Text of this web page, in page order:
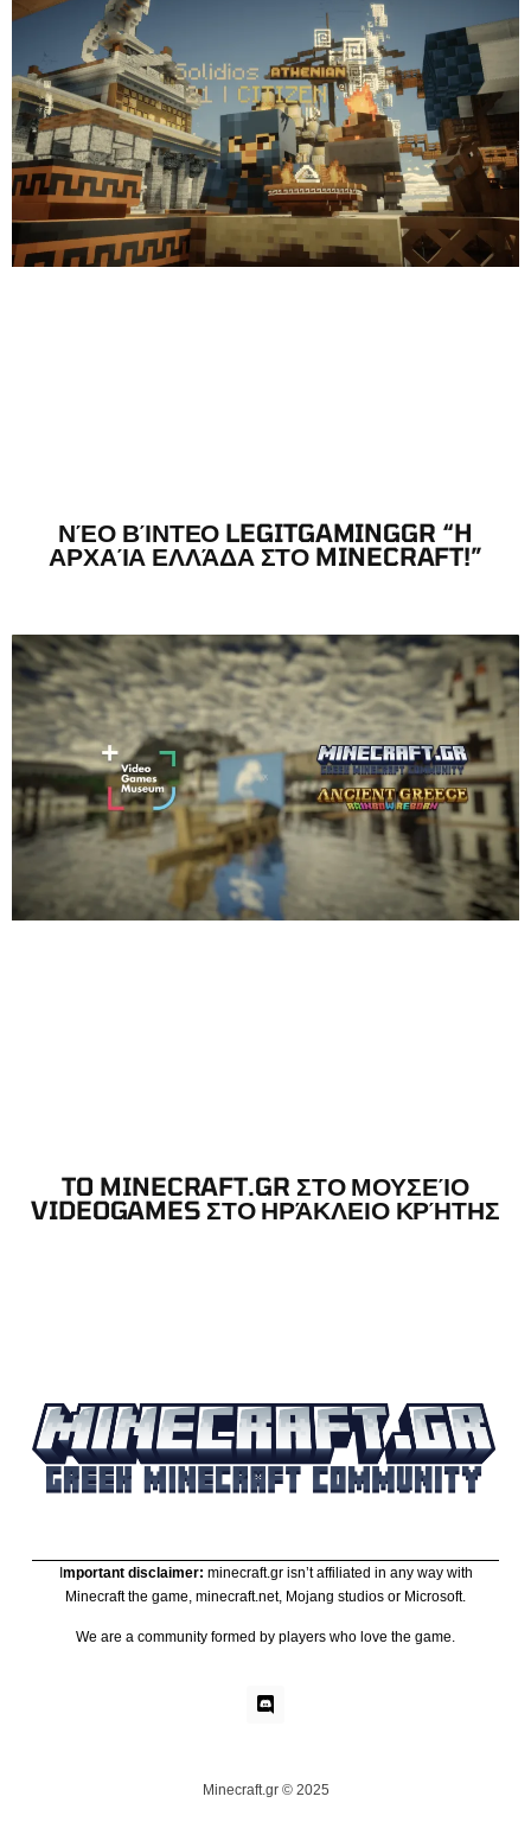
ΝΈΟ ΒΊΝΤΕΟ LEGITGAMINGGR “H
ΑΡΧΑΊΑ ΕΛΛΆΔΑ ΣΤΟ MINECRAFT!”
TO MINECRAFT.GR ΣΤΟ ΜΟΥΣΕΊΟ
VIDEOGAMES ΣΤΟ ΗΡΆΚΛΕΙΟ ΚΡΉΤΗΣ
mportant disclaimer: minecraft.gr isn’t affiliated in any way with
Minecraft the game, minecraft.net, Mojang studios or Microsoft.
We are a community formed by players who love the game.
Minecraft.gr © 2025